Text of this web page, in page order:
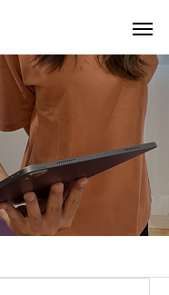
ブログ
【笑顔が作る 穏やか